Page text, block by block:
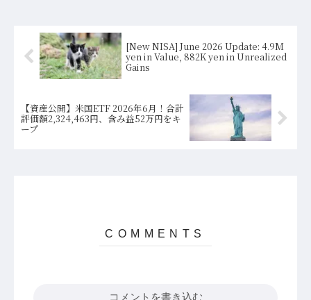
[New NISA] June 2026 Update: 4.9M
yen in Value, 882K yen in Unrealized
Gains
【資産公開】米国ETF 2026年6月！合計
評価額2,324,463円、含み益52万円をキ
ープ
コメントを書き込む